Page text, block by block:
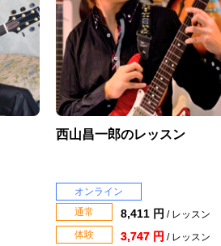
西山昌一郎のレッスン
オンライン
通常
8,411 円 / レッスン
体験
3,747 円 / レッスン